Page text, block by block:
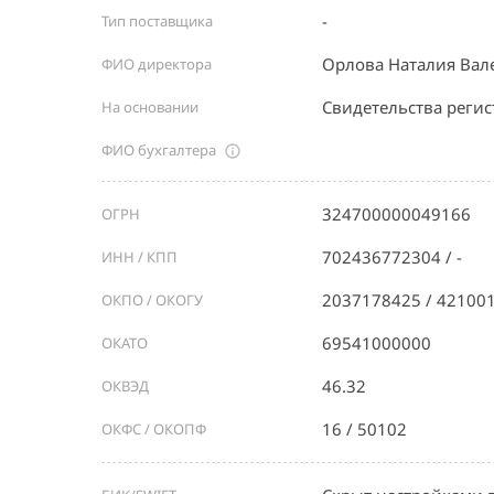
Тип поставщика -
ФИО директора Орлова Наталия
На основании Свидетельства
ФИО бухгалтера
ОГРН 324700000049166
ИНН / КПП 702436772304 / -
ОКПО / ОКОГУ 2037178425 /
ОКАТО 69541000000
ОКВЭД 46.32
ОКФС / ОКОПФ 16 / 50102